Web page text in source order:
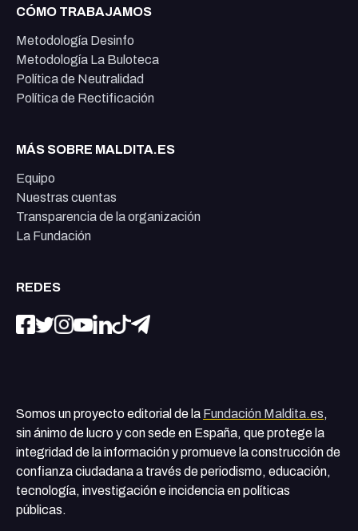
CÓMO TRABAJAMOS
Metodología Desinfo
Metodología La Buloteca
Política de Neutralidad
Política de Rectificación
MÁS SOBRE MALDITA.ES
Equipo
Nuestras cuentas
Transparencia de la organización
La Fundación
REDES
Somos un proyecto editorial de la Fundación Maldita.es,
sin ánimo de lucro y con sede en España, que protege la
integridad de la información y promueve la construcción de
confianza ciudadana a través de periodismo, educación,
tecnología, investigación e incidencia en políticas
públicas.